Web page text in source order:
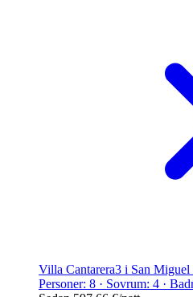
Villa Cantarera3 i San Miguel
Personer: 8 · Sovrum: 4 ·